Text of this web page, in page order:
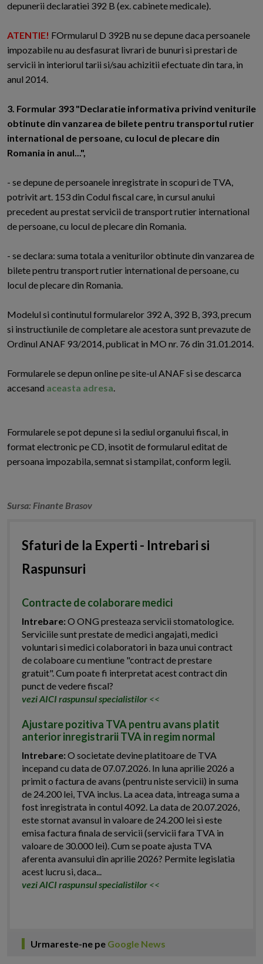
depunerii declaratiei 392 B (ex. cabinete medicale).
ATENTIE! FOrmularul D 392B nu se depune daca persoanele
impozabile nu au desfasurat livrari de bunuri si prestari de
servicii in interiorul tarii si/sau achizitii efectuate din tara, in
anul 2014.
3. Formular 393 "Declaratie informativa privind veniturile
obtinute din vanzarea de bilete pentru transportul rutier
international de persoane, cu locul de plecare din
Romania in anul...",
- se depune de persoanele inregistrate in scopuri de TVA,
potrivit art. 153 din Codul fiscal care, in cursul anului
precedent au prestat servicii de transport rutier international
de persoane, cu locul de plecare din Romania.
- se declara: suma totala a veniturilor obtinute din vanzarea de
bilete pentru transport rutier international de persoane, cu
locul de plecare din Romania.
Modelul si continutul formularelor 392 A, 392 B, 393, precum
si instructiunile de completare ale acestora sunt prevazute de
Ordinul ANAF 93/2014, publicat in MO nr. 76 din 31.01.2014.
Formularele se depun online pe site-ul ANAF si se descarca
accesand aceasta adresa.
Formularele se pot depune si la sediul organului fiscal, in
format electronic pe CD, insotit de formularul editat de
persoana impozabila, semnat si stampilat, conform legii.
Sursa: Finante Brasov
Sfaturi de la Experti - Intrebari si
Raspunsuri
Contracte de colaborare medici
Intrebare:O ONG presteaza servicii stomatologice.
Serviciile sunt prestate de medici angajati, medici
voluntari si medici colaboratori in baza unui contract
de colaboare cu mentiune "contract de prestare
gratuit". Cum poate fi interpretat acest contract din
punct de vedere fiscal?
vezi AICI raspunsul specialistilor <<
Ajustare pozitiva TVA pentru avans platit
anterior inregistrarii TVA in regim normal
Intrebare:O societate devine platitoare de TVA
incepand cu data de 07.07.2026. In luna aprilie 2026 a
primit o factura de avans (pentru niste servicii) in suma
de 24.200 lei, TVA inclus. La acea data, intreaga suma a
fost inregistrata in contul 4092. La data de 20.07.2026,
este stornat avansul in valoare de 24.200 lei si este
emisa factura finala de servicii (servicii fara TVA in
valoare de 30.000 lei). Cum se poate ajusta TVA
aferenta avansului din aprilie 2026? Permite legislatia
acest lucru si, daca...
vezi AICI raspunsul specialistilor <<
Urmareste-ne pe Google News